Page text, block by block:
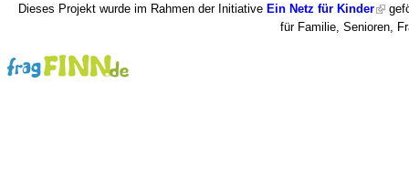
Dieses Projekt wurde im Rahmen der Initiative Ein Netz für Kinder
für Familie, Senioren,